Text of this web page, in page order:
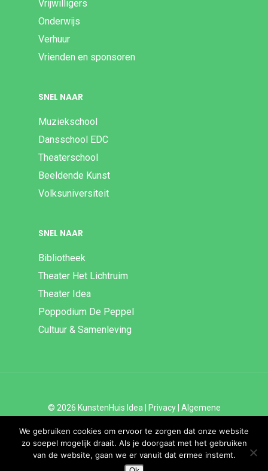
Vrijwilligers
Onderwijs
Verhuur
Vrienden en sponsoren
SNEL NAAR
Muziekschool
Dansschool EDC
Theaterschool
Beeldende Kunst
Volksuniversiteit
SNEL NAAR
Bibliotheek
Theater Het Lichtruim
Theater Idea
Poppodium De Peppel
Cultuur & Samenleving
© 2026 KunstenHuis Idea | Privacy| Algemene
We gebruiken cookies om ervoor te zorgen dat onze website
zo soepel mogelijk draait. Als je doorgaat met het gebruiken
van de website, gaan we er vanuit dat ermee instemt.